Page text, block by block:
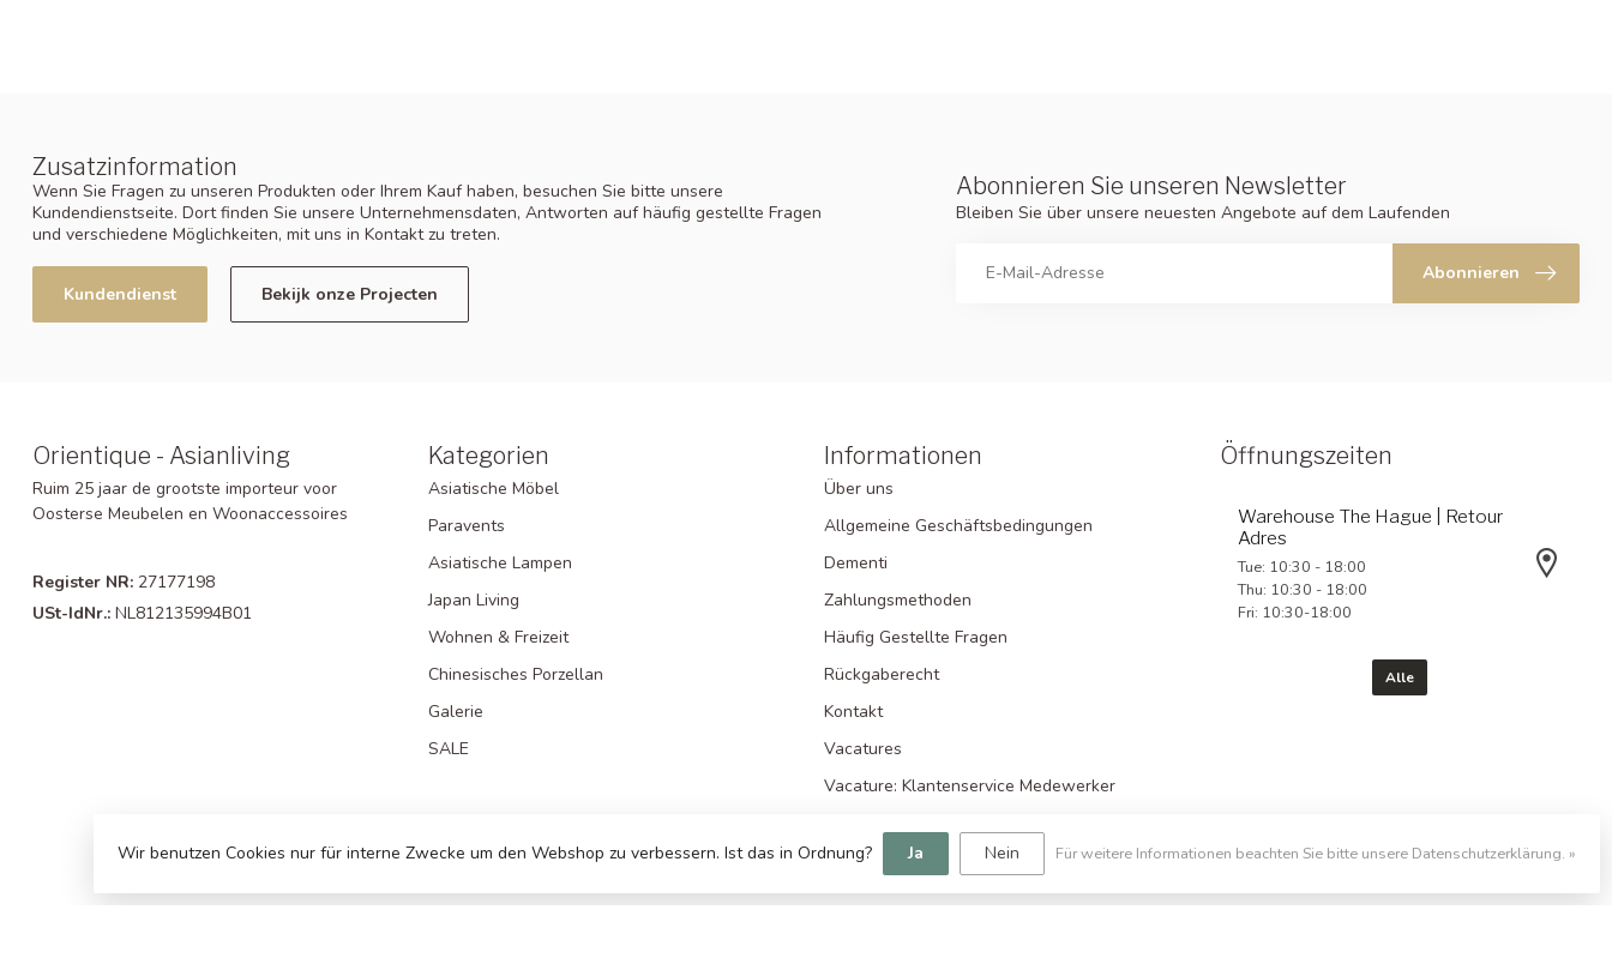
Zusatzinformation
Wenn Sie Fragen zu unseren Produkten oder Ihrem Kauf haben, besuchen Sie bitte unsere
Kundendienstseite. Dort finden Sie unsere Unternehmensdaten, Antworten auf häufig gestellte Fragen
und verschiedene Möglichkeiten, mit uns in Kontakt zu treten.
Kundendienst Bekijk onze Projecten
Abonnieren Sie unseren Newsletter
Bleiben Sie über unsere neuesten Angebote auf dem Laufenden
Abonnieren
Orientique - Asianliving
Ruim 25 jaar de grootste importeur voor
Oosterse Meubelen en Woonaccessoires
Register NR: 27177198
USt-IdNr.: NL812135994B01
Kategorien
Asiatische Möbel
Paravents
Asiatische Lampen
Japan Living
Wohnen & Freizeit
Chinesisches Porzellan
Galerie
SALE
Informationen
Über uns
Allgemeine Geschäftsbedingungen
Dementi
Zahlungsmethoden
Häufig Gestellte Fragen
Rückgaberecht
Kontakt
Vacatures
Vacature: Klantenservice Medewerker
Öffnungszeiten
Warehouse The Hague | Retour
Adres
Tue: 10:30 - 18:00
Thu: 10:30 - 18:00
Fri: 10:30-18:00
Alle
Wir benutzen Cookies nur für interne Zwecke um den Webshop zu verbessern. Ist das in Ordnung? Ja Nein Für weitere Informationen beachten Sie bitte unsere Datenschutzerklärung. »